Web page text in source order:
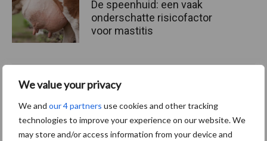
We value your privacy
We and our 4 partners use cookies and other tracking
technologies to improve your experience on our website. We
may store and/or access information from your device and
De speenhuid: een vaak
onderschatte risicofactor
voor mastitis
ForFarmers ziet volume en
krimpende Nederlandse
markt